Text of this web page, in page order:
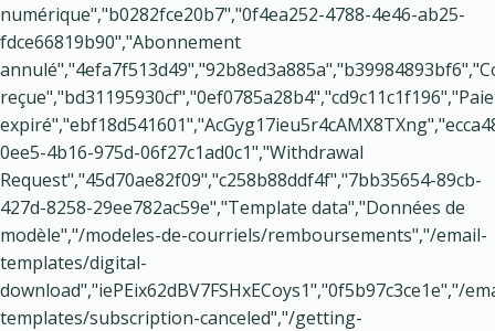
numérique","b0282fce20b7","0f4ea252-4788-4e46-ab25-
fdce66819b90","Abonnement
0ee5-4b16-975d-06f27c1ad0c1","Withdrawal
Request","45d70ae82f09","c258b88ddf4f","7bb35654-89cb-
427d-8258-29ee782ac59e","Template data","Données de
modèle","/modeles-de-courriels/remboursements","/email-
templates/digital-
download","iePEix62dBV7FSHxECoys1","0f5b97c3ce1e","/
templates/subscription-canceled","/getting-